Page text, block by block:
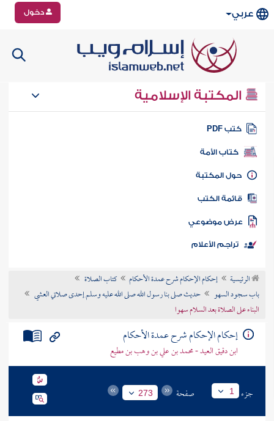
عربي دخول
المكتبة الإسلامية
كتب PDF
كتاب الأمة
المكتبة
الكتب
موضوعي
تراجم الأعلام
الرئيسية إحكام الإحكام شرح عمدة الأحكام
كتاب الصلاة
باب سجود السهو
حديث صلى بنا رسول الله صلى الله عليه وسلم إحدى صلاتي العشي
البناء على الصلاة بعد السلام سهوا
إحكام الإحكام شرح عمدة الأحكام
ابن دقيق العيد - محمد بن علي بن وهب بن مطيع
جزء 1 صفحة 273